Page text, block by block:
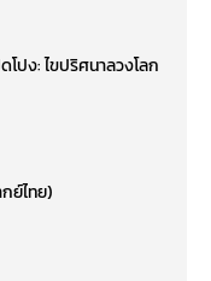
ปง: ไขปริศนาลวงโลก
ย์ไทย)